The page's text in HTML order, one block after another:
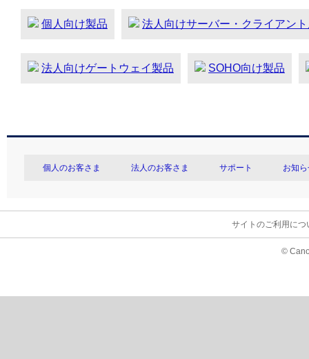
個人向け製品 法人向けサーバー・クライアン
法人向けゲートウェイ製品 SOHO向け製品
個人のお客さま 法人のお客さま サポート お知
サイトのご利用につ
©